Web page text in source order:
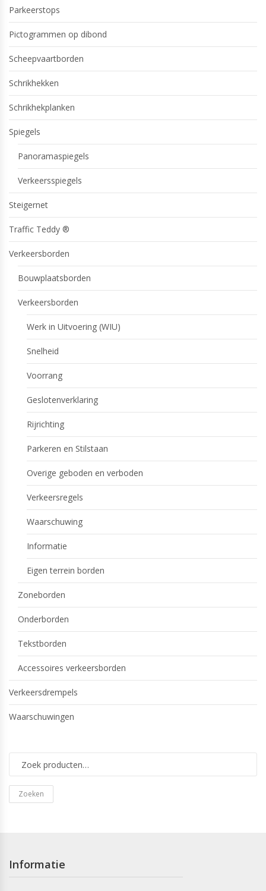
Parkeerstops
Pictogrammen op dibond
Scheepvaartborden
Schrikhekken
Schrikhekplanken
Spiegels
Panoramaspiegels
Verkeersspiegels
Steigernet
Traffic Teddy ®
Verkeersborden
Bouwplaatsborden
Verkeersborden
Werk in Uitvoering (WIU)
Snelheid
Voorrang
Geslotenverklaring
Rijrichting
Parkeren en Stilstaan
Overige geboden en verboden
Verkeersregels
Waarschuwing
Informatie
Eigen terrein borden
Zoneborden
Onderborden
Tekstborden
Accessoires verkeersborden
Verkeersdrempels
Waarschuwingen
Zoeken
Informatie